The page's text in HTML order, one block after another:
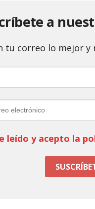
a
tu correo lo mejor y
leído y acepto la